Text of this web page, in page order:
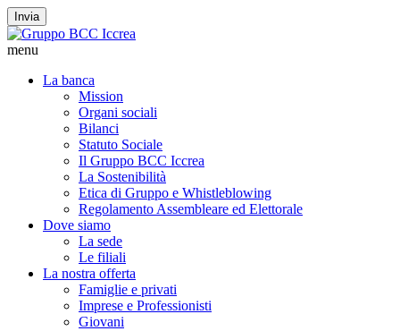
Invia
menu
La banca
Mission
Organi sociali
Bilanci
Statuto Sociale
Il Gruppo BCC Iccrea
La Sostenibilità
Etica di Gruppo e Whistleblowing
Regolamento Assembleare ed Elettorale
Dove siamo
La sede
Le filiali
La nostra offerta
Famiglie e privati
Imprese e Professionisti
Giovani